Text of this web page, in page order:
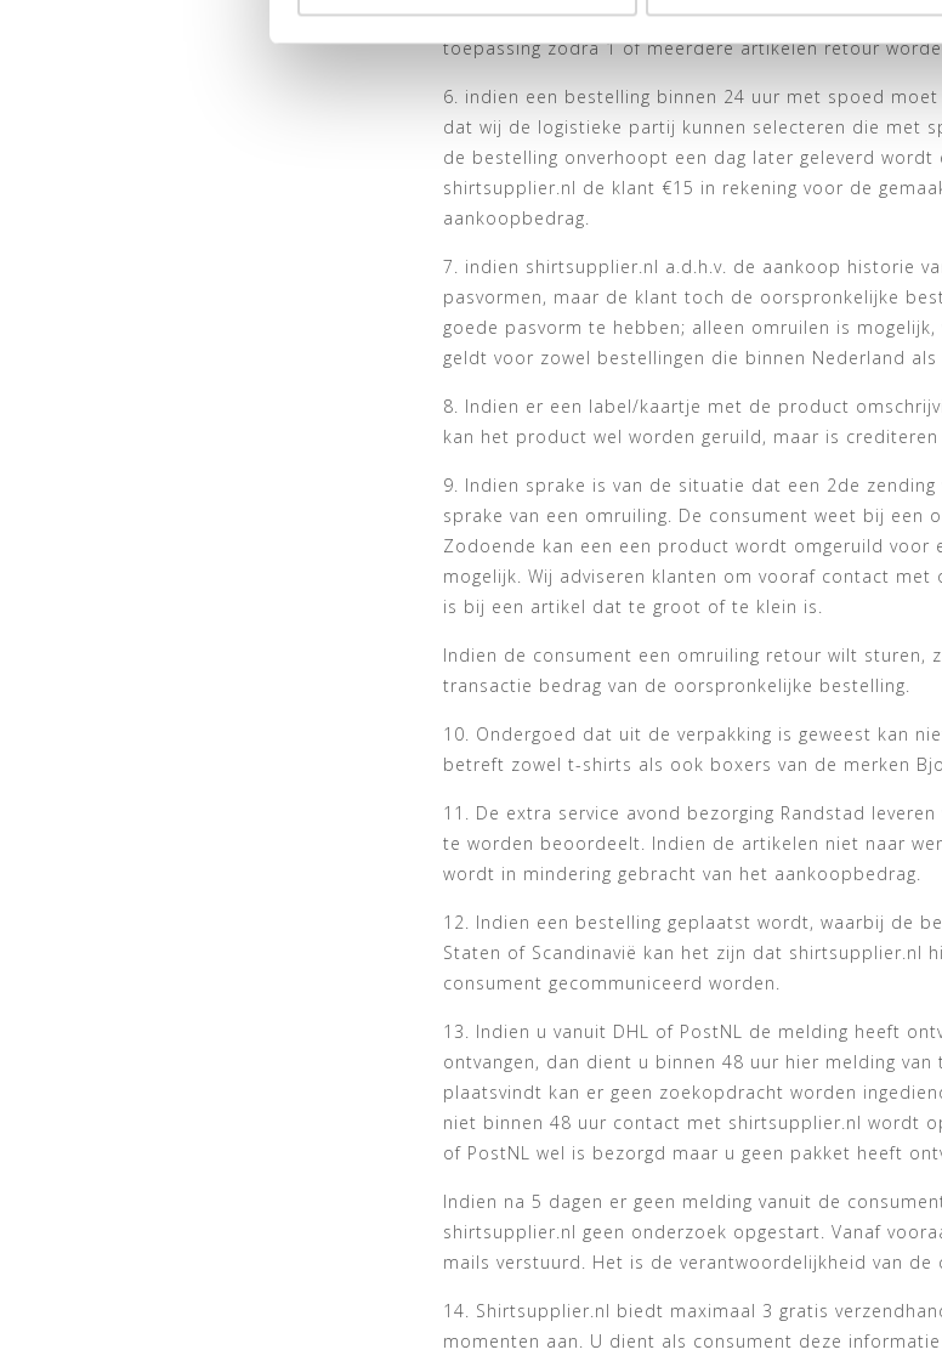
de gebruikte code te vervallen. Als u dus een
toepassing zodra 1 of meerdere artikelen retour
6. indien een bestelling binnen 24 uur met spoed
dat wij de logistieke partij kunnen selecteren die met
de bestelling onverhoopt een dag later geleverd
shirtsupplier.nl de klant €15 in rekening voor de
aankoopbedrag.
7. indien shirtsupplier.nl a.d.h.v. de aankoop historie
pasvormen, maar de klant toch de oorspronkelijke
goede pasvorm te hebben; alleen omruilen is
geldt voor zowel bestellingen die binnen Nederland
8. Indien er een label/kaartje met de product
kan het product wel worden geruild, maar is
9. Indien sprake is van de situatie dat een 2de
sprake van een omruiling. De consument weet bij
Zodoende kan een een product wordt omgeruild
mogelijk. Wij adviseren klanten om vooraf contact
is bij een artikel dat te groot of te klein is.
Indien de consument een omruiling retour wilt sturen,
transactie bedrag van de oorspronkelijke bestelling.
10. Ondergoed dat uit de verpakking is geweest kan
betreft zowel t-shirts als ook boxers van de merken
11. De extra service avond bezorging Randstad
te worden beoordeelt. Indien de artikelen niet naar
wordt in mindering gebracht van het aankoopbedrag.
12. Indien een bestelling geplaatst wordt, waarbij de
Staten of Scandinavië kan het zijn dat shirtsupplier.nl
consument gecommuniceerd worden.
13. Indien u vanuit DHL of PostNL de melding heeft
ontvangen, dan dient u binnen 48 uur hier melding
plaatsvindt kan er geen zoekopdracht worden
niet binnen 48 uur contact met shirtsupplier.nl wordt
of PostNL wel is bezorgd maar u geen pakket heeft
Indien na 5 dagen er geen melding vanuit de
shirtsupplier.nl geen onderzoek opgestart. Vanaf
mails verstuurd. Het is de verantwoordelijkheid van
14. Shirtsupplier.nl biedt maximaal 3 gratis
momenten aan. U dient als consument deze